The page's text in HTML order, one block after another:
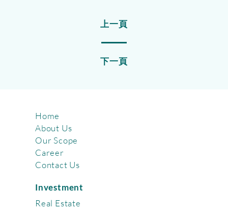
上一頁
下一頁
Investment
Real Estate
Home
About Us
Our Scope
Career
Contact Us